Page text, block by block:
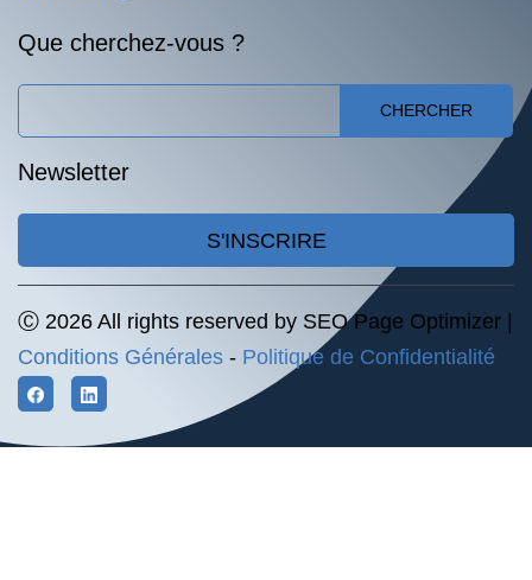
Que cherchez-vous ?
CHERCHER
Newsletter
S'INSCRIRE
Ⓒ 2026 All rights reserved by SEO Page Optimizer |
Conditions Générales - Politique de Confidentialité